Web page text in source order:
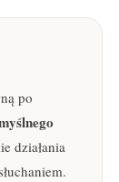
po
działania